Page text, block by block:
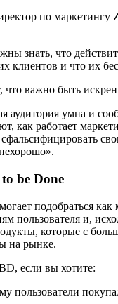
по маркетингу
знать, что
клиентов и что их
что важно быть
аудитория умна и
как работает
be Done
подобраться
пользователя и,
которые с
на рынке.
если вы хотите:
пользователи